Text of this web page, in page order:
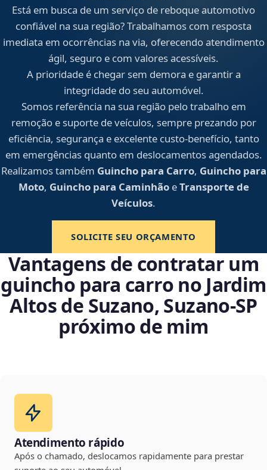
Está em busca de um serviço de reboque automotivo
confiável na sua região? Trabalhamos com resposta
imediata em ocorrências na via, oferecendo atendimento
ágil, seguro e com valores acessíveis.
A prioridade é chegar sem demora e garantir a
integridade do seu automóvel.
Somos referência na sua região pelo trabalho em
remoção e suporte de veículos, sempre prezando por
eficiência, segurança e excelente custo-benefício, tanto
em emergências quanto em deslocamentos agendados.
Realizamos também Guincho para Carro, Guincho para
Moto, Guincho para CaminhãoeTransporte de
Veículos.
SOLICITE SEU ORÇAMENTO
Vantagens de contratar um
guincho para carro no Jardim
Altos de Suzano, Suzano‑SP
próximo de mim
Atendimento rápido
Após o chamado, deslocamos rapidamente para prestar